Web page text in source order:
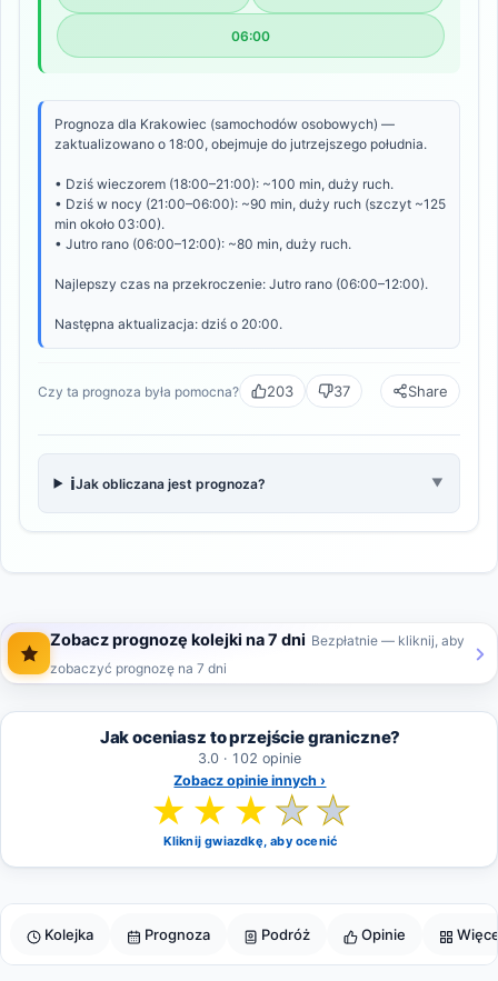
Kolejka Prognoza Podróż Opinie
06:00
Prognoza dla Krakowiec (samochodów osobowych) —
zaktualizowano o 18:00, obejmuje do jutrzejszego południa.
• Dziś wieczorem (18:00–21:00): ~100 min, duży ruch.
• Dziś w nocy (21:00–06:00): ~90 min, duży ruch (szczyt ~125
min około 03:00).
• Jutro rano (06:00–12:00): ~80 min, duży ruch.
Najlepszy czas na przekroczenie: Jutro rano (06:00–12:00).
Następna aktualizacja: dziś o 20:00.
Czy ta prognoza była pomocna? 203 37 Share
ℹ️Jak obliczana jest prognoza? ▼
Zobacz prognozę kolejki na 7 dni Bezpłatnie — kliknij, aby
zobaczyć prognozę na 7 dni
Jak oceniasz to przejście graniczne?
3.0 · 102 opinie
Zobacz opinie innych ›
★ ★ ★ ★★
Kliknij gwiazdkę, aby ocenić